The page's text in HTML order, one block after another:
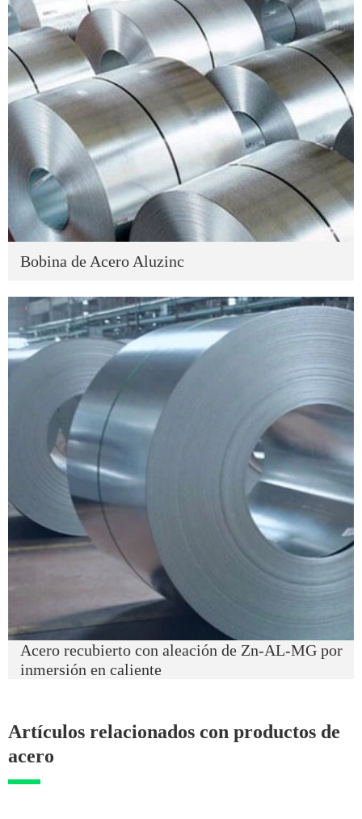
Bobina de Acero Aluzinc
Acero recubierto con aleación de Zn-AL-MG por
inmersión en caliente
Artículos relacionados con productos de
acero